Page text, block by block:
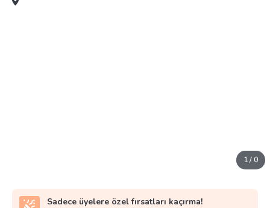
1/0
Sadece üyelere özel fırsatları kaçırma!